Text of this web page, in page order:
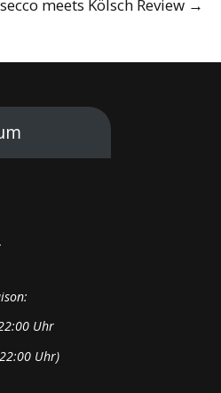
meets Kölsch Review →
Uhr
Uhr)